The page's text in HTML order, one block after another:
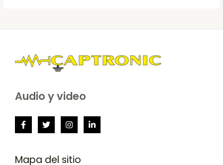
Audio y video
Mapa del sitio